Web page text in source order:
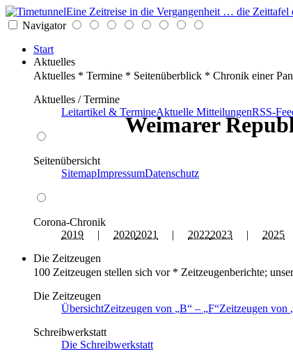
Eine Zeitreise in die Vergangenheit … die
Navigator
Start
Aktuelles
Aktuelles * Termine * Seitenüberblick * Chronik einer
Aktuelles / Termine
Leitartikel & TermineAktuelle MitteilungenRSS-
Seitenübersicht
SitemapImpressumDatenschutz
Corona-Chronik
2019 | 20202021 | 20222023 | 2025
Die Zeitzeugen
100 Zeitzeugen stellen sich vor * Zeitzeugenberichte;
Die Zeitzeugen
ÜbersichtZeitzeugen von B – F Zeitzeugen von
Schreibwerkstatt
Die Schreibwerkstatt
Weimarer